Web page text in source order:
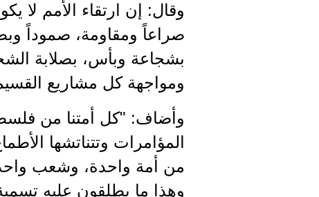
وقال: إن ارتقاء الأمم لا
صراعاً ومقاومة، صموداً
بشجاعة وبأس، بصلابة
ومواجهة كل مشاريع
وأضاف: "كل أمتنا من
المؤامرات وتتناتشها
من أمة واحدة، وشعب واحد
وهذا ما يطلقون عليه